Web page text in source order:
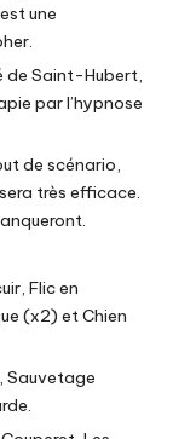
une
de Saint-Hubert,
par l’hypnose
de scénario,
très efficace.
Flic en
(x2) et Chien
Sauvetage